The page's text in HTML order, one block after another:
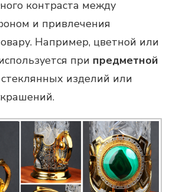
контраста между
и привлечения
Например, цветной или
при предметной
стеклянных изделий или